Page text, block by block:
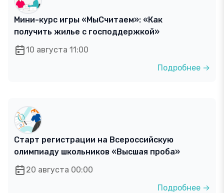
Мини-курс игры «МыСчитаем»: «Как
получить жилье с господдержкой»
10 августа 11:00
Подробнее →
Старт регистрации на Всероссийскую
олимпиаду школьников «Высшая проба»
20 августа 00:00
Подробнее →